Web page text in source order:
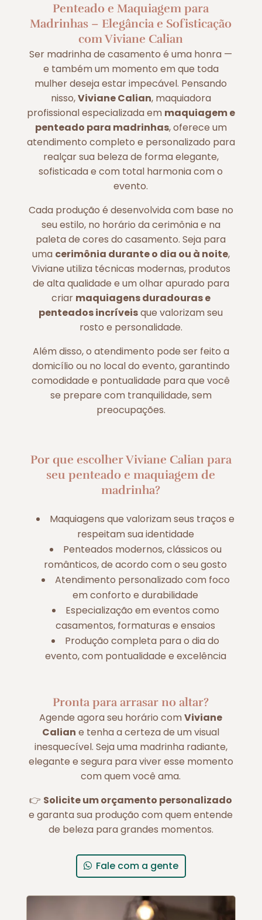
Penteado e Maquiagem para
Madrinhas – Elegância e Sofisticação
com Viviane Calian
Ser madrinha de casamento é uma honra —
e também um momento em que toda
mulher deseja estar impecável. Pensando
nisso,Viviane Calian, maquiadora
profissional especializada em maquiagem e
penteado para madrinhas, oferece um
atendimento completo e personalizado para
realçar sua beleza de forma elegante,
sofisticada e com total harmonia com o
evento.
Cada produção é desenvolvida com base no
seu estilo, no horário da cerimônia e na
paleta de cores do casamento. Seja para
uma cerimônia durante o dia ou à noite,
Viviane utiliza técnicas modernas, produtos
de alta qualidade e um olhar apurado para
criar maquiagens duradouras e
penteados incríveisque valorizam seu
rosto e personalidade.
Além disso, o atendimento pode ser feito a
domicílio ou no local do evento, garantindo
comodidade e pontualidade para que você
se prepare com tranquilidade, sem
preocupações.
Por que escolher Viviane Calian para
seu penteado e maquiagem de
madrinha?
Maquiagens que valorizam seus traços e
respeitam sua identidade
Penteados modernos, clássicos ou
românticos, de acordo com o seu gosto
Atendimento personalizado com foco
em conforto e durabilidade
Especialização em eventos como
casamentos, formaturas e ensaios
Produção completa para o dia do
evento, com pontualidade e excelência
Pronta para arrasar no altar?
Agende agora seu horário comViviane
Calian e tenha a certeza de um visual
inesquecível. Seja uma madrinha radiante,
elegante e segura para viver esse momento
com quem você ama.
👉 Solicite um orçamento personalizado
e garanta sua produção com quem entende
de beleza para grandes momentos.
Fale com a gente